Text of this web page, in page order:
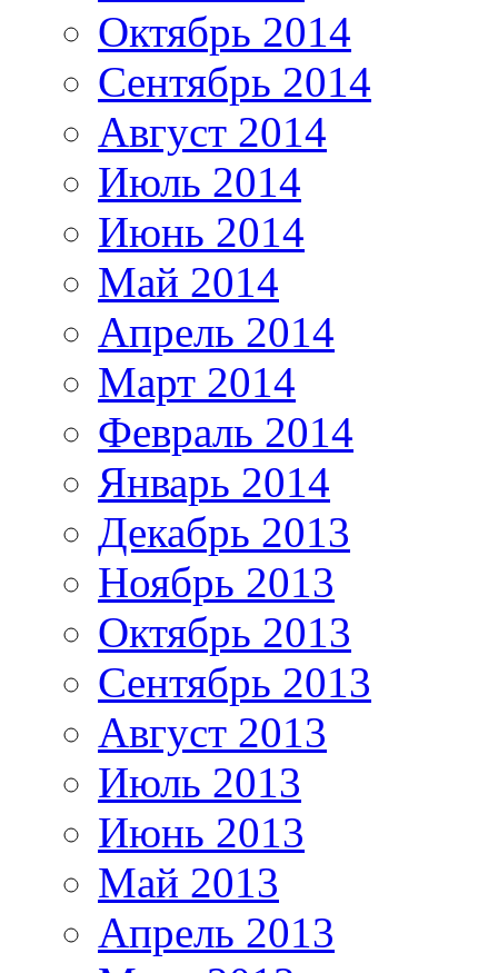
Октябрь 2014
Сентябрь 2014
Август 2014
Июль 2014
Июнь 2014
Май 2014
Апрель 2014
Март 2014
Февраль 2014
Январь 2014
Декабрь 2013
Ноябрь 2013
Октябрь 2013
Сентябрь 2013
Август 2013
Июль 2013
Июнь 2013
Май 2013
Апрель 2013